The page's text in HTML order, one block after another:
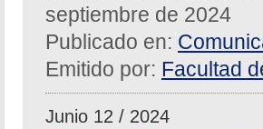
septiembre de 2024
Publicado en:
Emitido por: Facultad
Junio 12 / 2024